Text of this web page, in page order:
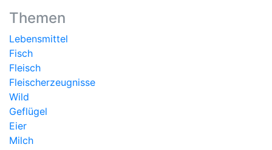
Themen
Lebensmittel
Fisch
Fleisch
Fleischerzeugnisse
Wild
Geflügel
Eier
Milch